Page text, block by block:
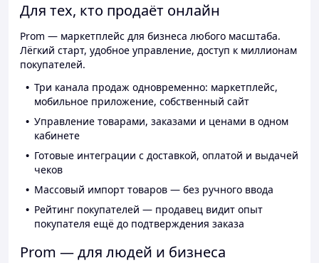
Для тех, кто продаёт онлайн
Prom — маркетплейс для бизнеса любого масштаба.
Лёгкий старт, удобное управление, доступ к миллионам
покупателей.
Три канала продаж одновременно: маркетплейс,
мобильное приложение, собственный сайт
Управление товарами, заказами и ценами в одном
кабинете
Готовые интеграции с доставкой, оплатой и выдачей
чеков
Массовый импорт товаров — без ручного ввода
Рейтинг покупателей — продавец видит опыт
покупателя ещё до подтверждения заказа
Prom — для людей и бизнеса